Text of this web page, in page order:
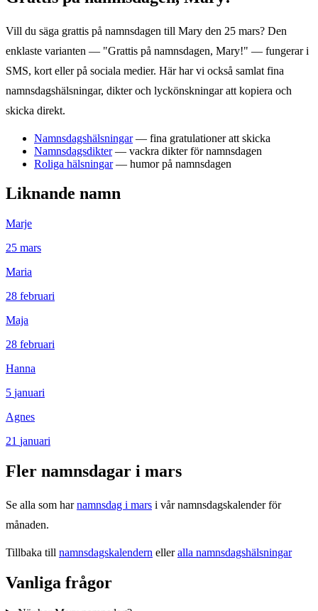
Vill du säga grattis på namnsdagen till Mary den 25 mars? Den
enklaste varianten — "Grattis på namnsdagen, Mary!" — fungerar i
SMS, kort eller på sociala medier. Här har vi också samlat fina
namnsdagshälsningar, dikter och lyckönskningar att kopiera och
skicka direkt.
Namnsdagshälsningar — fina gratulationer att skicka
Namnsdagsdikter— vackra dikter för namnsdagen
Roliga hälsningar— humor på namnsdagen
Liknande namn
Marje
25 mars
Maria
28 februari
Maja
28 februari
Hanna
5 januari
Agnes
21 januari
Fler namnsdagar i mars
Se alla som har namnsdag i mars i vår namnsdagskalender för
månaden.
Tillbaka till namnsdagskalendern elleralla namnsdagshälsningar
Vanliga frågor